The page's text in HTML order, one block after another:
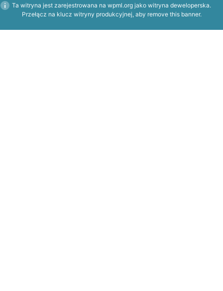
Ta witryna jest zarejestrowana na wpml.org jako witryna deweloperska.
Przełącz na klucz witryny produkcyjnej, aby remove this banner.